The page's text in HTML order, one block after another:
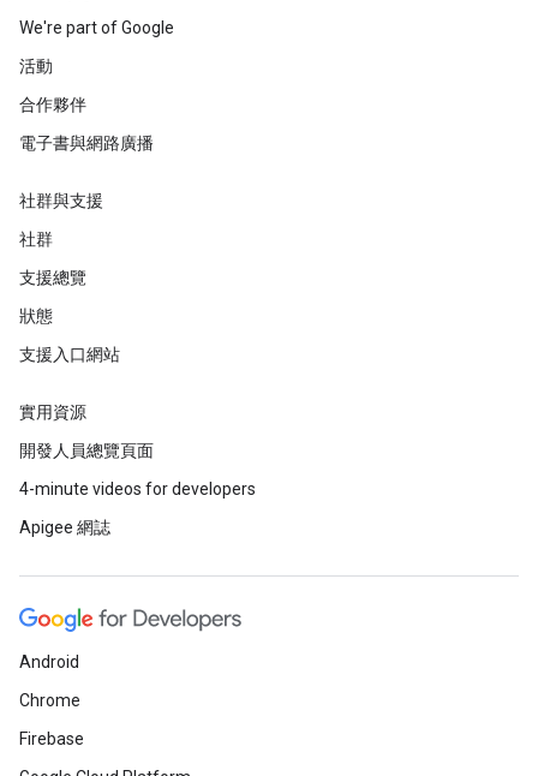
We're part of Google
活動
合作夥伴
電子書與網路廣播
社群與支援
社群
支援總覽
狀態
支援入口網站
實用資源
開發人員總覽頁面
4-minute videos for developers
Apigee 網誌
Android
Chrome
Firebase